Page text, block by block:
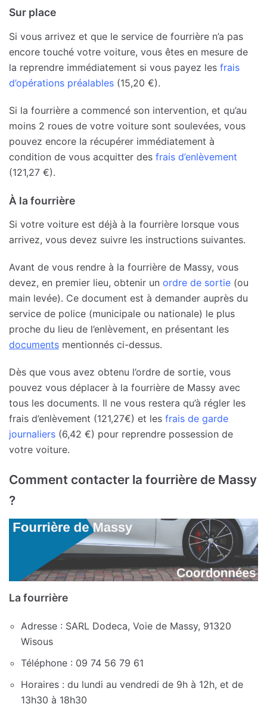
Sur place
Si vous arrivez et que le service de fourrière n’a pas
encore touché votre voiture, vous êtes en mesure de
la reprendre immédiatement si vous payez les frais
d’opérations préalables (15,20 €).
Si la fourrière a commencé son intervention, et qu’au
moins 2 roues de votre voiture sont soulevées, vous
pouvez encore la récupérer immédiatement à
condition de vous acquitter des frais d’enlèvement
(121,27 €).
À la fourrière
Si votre voiture est déjà à la fourrière lorsque vous
arrivez, vous devez suivre les instructions suivantes.
Avant de vous rendre à la fourrière de Massy, vous
devez, en premier lieu, obtenir un ordre de sortie (ou
main levée). Ce document est à demander auprès du
service de police (municipale ou nationale) le plus
proche du lieu de l’enlèvement, en présentant les
documents mentionnés ci-dessus.
Dès que vous avez obtenu l’ordre de sortie, vous
pouvez vous déplacer à la fourrière de Massy avec
tous les documents. Il ne vous restera qu’à régler les
frais d’enlèvement (121,27€) et les frais de garde
journaliers (6,42 €) pour reprendre possession de
votre voiture.
Comment contacter la fourrière de Massy
?
La fourrière
Adresse : SARL Dodeca, Voie de Massy, 91320
Wisous
Téléphone : 09 74 56 79 61
Horaires : du lundi au vendredi de 9h à 12h, et de
13h30 à 18h30